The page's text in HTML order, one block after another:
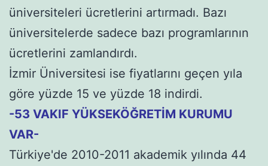
üniversiteleri ücretlerini artırmadı. Bazı
üniversitelerde sadece bazı programlarının
ücretlerini zamlandırdı.
İzmir Üniversitesi ise fiyatlarını geçen yıla
göre yüzde 15 ve yüzde 18 indirdi.
-53 VAKIF YÜKSEKÖĞRETİM KURUMU
VAR-
Türkiye'de 2010-2011 akademik yılında 44